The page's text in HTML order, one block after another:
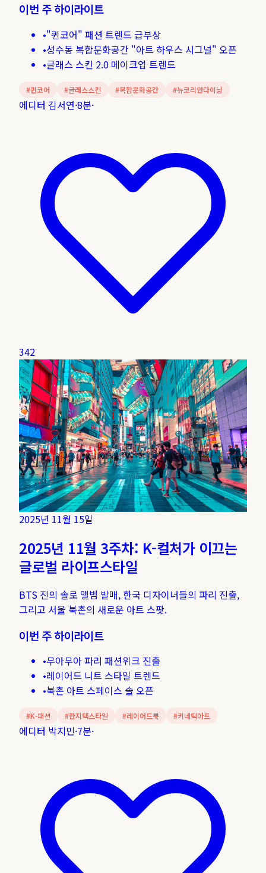
이번 주 하이라이트
•"퀸코어" 패션 트렌드 급부상
•성수동 복합문화공간 "아트 하우스 시그널" 오픈
•글래스 스킨 2.0 메이크업 트렌드
#퀸코어 #글래스스킨 #복합문화공간 #뉴코리안다이닝
에디터 김서연·8분·
342
2025년 11월 15일
2025년 11월 3주차: K-컬처가 이끄는
글로벌 라이프스타일
BTS 진의 솔로 앨범 발매, 한국 디자이너들의 파리 진출,
그리고 서울 북촌의 새로운 아트 스팟.
이번 주 하이라이트
•무아무아 파리 패션위크 진출
•레이어드 니트 스타일 트렌드
•북촌 아트 스페이스 솔 오픈
#K-패션 #한지텍스타일 #레이어드룩 #키네틱아트
에디터 박지민·7분·